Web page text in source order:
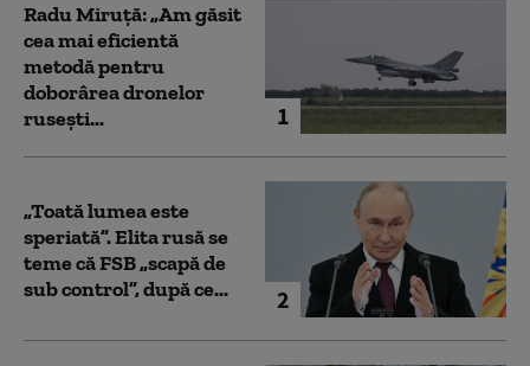
1
Radu Miruță: „Am găsit
cea mai eficientă
metodă pentru
doborârea dronelor
rusești...
2
„Toată lumea este
speriată”. Elita rusă se
teme că FSB „scapă de
sub control”, după ce...